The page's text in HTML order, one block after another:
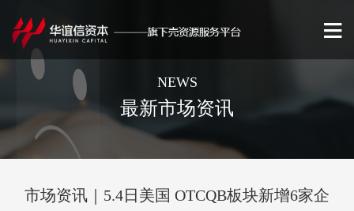
NEWS
最新市场资讯
市场资讯｜5.4日美国 OTCQB板块新增6家企